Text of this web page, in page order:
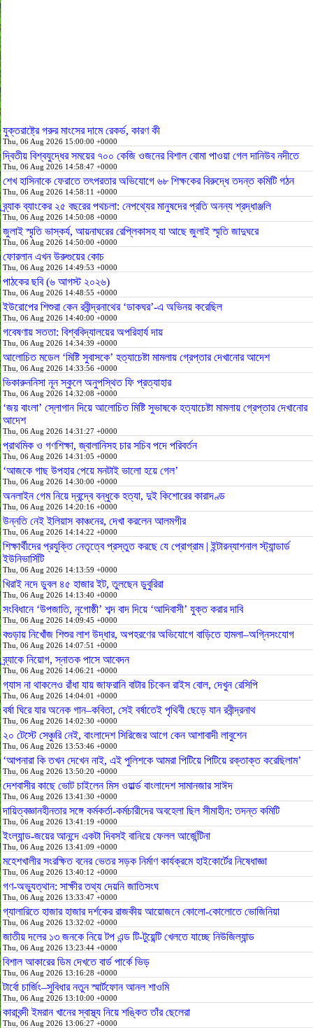
যুক্তরাষ্ট্রে গরুর মাংসের দামে রেকর্ড, কারণ কী
Thu, 06 Aug 2026 15:00:00 +0000
দ্বিতীয় বিশ্বযুদ্ধের সময়ের ৭০০ কেজি ওজনের বিশাল বোমা পাওয়া গেল দানিউব নদীতে
Thu, 06 Aug 2026 14:58:47 +0000
শেখ হাসিনাকে ফেরাতে তৎপরতার অভিযোগে ৬৮ শিক্ষকের বিরুদ্ধে তদন্ত কমিটি গঠন
Thu, 06 Aug 2026 14:58:11 +0000
ব্র্যাক ব্যাংকের ২৫ বছরের পথচলা: নেপথ্যের মানুষদের প্রতি অনন্য শ্রদ্ধাঞ্জলি
Thu, 06 Aug 2026 14:50:08 +0000
জুলাই স্মৃতি ভাস্কর্য, আয়নাঘরের রেপ্লিকাসহ যা আছে জুলাই স্মৃতি জাদুঘরে
Thu, 06 Aug 2026 14:50:00 +0000
ফোরলান এখন উরুগুয়ের কোচ
Thu, 06 Aug 2026 14:49:53 +0000
পাঠকের ছবি (৬ আগস্ট ২০২৬)
Thu, 06 Aug 2026 14:48:55 +0000
ইউরোপের শিশুরা কেন রবীন্দ্রনাথের ‘ডাকঘর’-এ অভিনয় করেছিল
Thu, 06 Aug 2026 14:40:00 +0000
গবেষণায় সততা: বিশ্ববিদ্যালয়ের অপরিহার্য দায়
Thu, 06 Aug 2026 14:34:39 +0000
আলোচিত মডেল ‘মিষ্টি সুবাসকে’ হত্যাচেষ্টা মামলায় গ্রেপ্তার দেখানোর আদেশ
Thu, 06 Aug 2026 14:33:56 +0000
ভিকারুননিসা নূন স্কুলে অনুপস্থিত ফি প্রত্যাহার
Thu, 06 Aug 2026 14:32:08 +0000
‘জয় বাংলা’ স্লোগান দিয়ে আলোচিত মিষ্টি সুভাষকে হত্যাচেষ্টা মামলায় গ্রেপ্তার দেখানোর
আদেশ
Thu, 06 Aug 2026 14:31:27 +0000
প্রাথমিক ও গণশিক্ষা, জ্বালানিসহ চার সচিব পদে পরিবর্তন
Thu, 06 Aug 2026 14:31:05 +0000
‘আজকে গাছ উপহার পেয়ে মনটাই ভালো হয়ে গেল’
Thu, 06 Aug 2026 14:30:00 +0000
অনলাইন গেম নিয়ে দ্বন্দ্বে বন্ধুকে হত্যা, দুই কিশোরের কারাদণ্ড
Thu, 06 Aug 2026 14:20:16 +0000
উন্নতি নেই ইলিয়াস কাঞ্চনের, দেখা করলেন আলমগীর
Thu, 06 Aug 2026 14:14:22 +0000
শিক্ষার্থীদের প্রযুক্তি নেতৃত্বে প্রস্তুত করছে যে প্রোগ্রাম | ইন্টারন্যাশনাল স্ট্যান্ডার্ড
ইউনিভার্সিটি
Thu, 06 Aug 2026 14:13:59 +0000
খিরাই নদে ডুবল ৪৫ হাজার ইট, তুলছেন ডুবুরিরা
Thu, 06 Aug 2026 14:13:40 +0000
সংবিধানে ‘উপজাতি, নৃগোষ্ঠী’ শব্দ বাদ দিয়ে ‘আদিবাসী’ যুক্ত করার দাবি
Thu, 06 Aug 2026 14:09:45 +0000
বগুড়ায় নিখোঁজ শিশুর লাশ উদ্ধার, অপহরণের অভিযোগে বাড়িতে হামলা–অগ্নিসংযোগ
Thu, 06 Aug 2026 14:07:51 +0000
ব্র্যাকে নিয়োগ, স্নাতক পাসে আবেদন
Thu, 06 Aug 2026 14:06:21 +0000
গ্যাস না থাকলেও রাঁধা যায় জাফরানি বাটার চিকেন রাইস বোল, দেখুন রেসিপি
Thu, 06 Aug 2026 14:04:01 +0000
বর্ষা ঘিরে যার অনেক গান–কবিতা, সেই বর্ষাতেই পৃথিবী ছেড়ে যান রবীন্দ্রনাথ
Thu, 06 Aug 2026 14:02:30 +0000
২০ টেস্টে সেঞ্চুরি নেই, বাংলাদেশ সিরিজের আগে কেন আশাবাদী লাবুশেন
Thu, 06 Aug 2026 13:53:46 +0000
‘আপনারা কি তখন দেখেন নাই, এই পুলিশকে আমরা পিটিয়ে পিটিয়ে রক্তাক্ত করেছিলাম’
Thu, 06 Aug 2026 13:50:20 +0000
দেশবাসীর কাছে ভোট চাইলেন মিস ওয়ার্ল্ড বাংলাদেশ সামানজার সাঈদ
Thu, 06 Aug 2026 13:41:30 +0000
দায়িত্বজ্ঞানহীনতার সঙ্গে কর্মকর্তা-কর্মচারীদের অবহেলা ছিল সীমাহীন: তদন্ত কমিটি
Thu, 06 Aug 2026 13:41:19 +0000
ইংল্যান্ড-জয়ের আনন্দে একটা দিবসই বানিয়ে ফেলল আর্জেন্টিনা
Thu, 06 Aug 2026 13:41:09 +0000
মহেশখালীর সংরক্ষিত বনের ভেতর সড়ক নির্মাণ কার্যক্রমে হাইকোর্টের নিষেধাজ্ঞা
Thu, 06 Aug 2026 13:40:12 +0000
গণ-অভ্যুত্থান: সাক্ষীর তথ্য দেয়নি জাতিসংঘ
Thu, 06 Aug 2026 13:33:47 +0000
গ্যালারিতে হাজার হাজার দর্শকের রাজকীয় আয়োজনে কোলো-কোলোতে ভোজিনিয়া
Thu, 06 Aug 2026 13:32:02 +0000
জাতীয় দলের ১৩ জনকে নিয়ে টপ এন্ড টি-টুয়েন্টি খেলতে যাচ্ছে নিউজিল্যান্ড
Thu, 06 Aug 2026 13:23:44 +0000
বিশাল আকারের ডিম দেখতে বার্ড পার্কে ভিড়
Thu, 06 Aug 2026 13:16:28 +0000
টার্বো চার্জিং–সুবিধার নতুন স্মার্টফোন আনল শাওমি
Thu, 06 Aug 2026 13:10:00 +0000
কারাবন্দী ইমরান খানের স্বাস্থ্য নিয়ে শঙ্কিত তাঁর ছেলেরা
Thu, 06 Aug 2026 13:06:27 +0000